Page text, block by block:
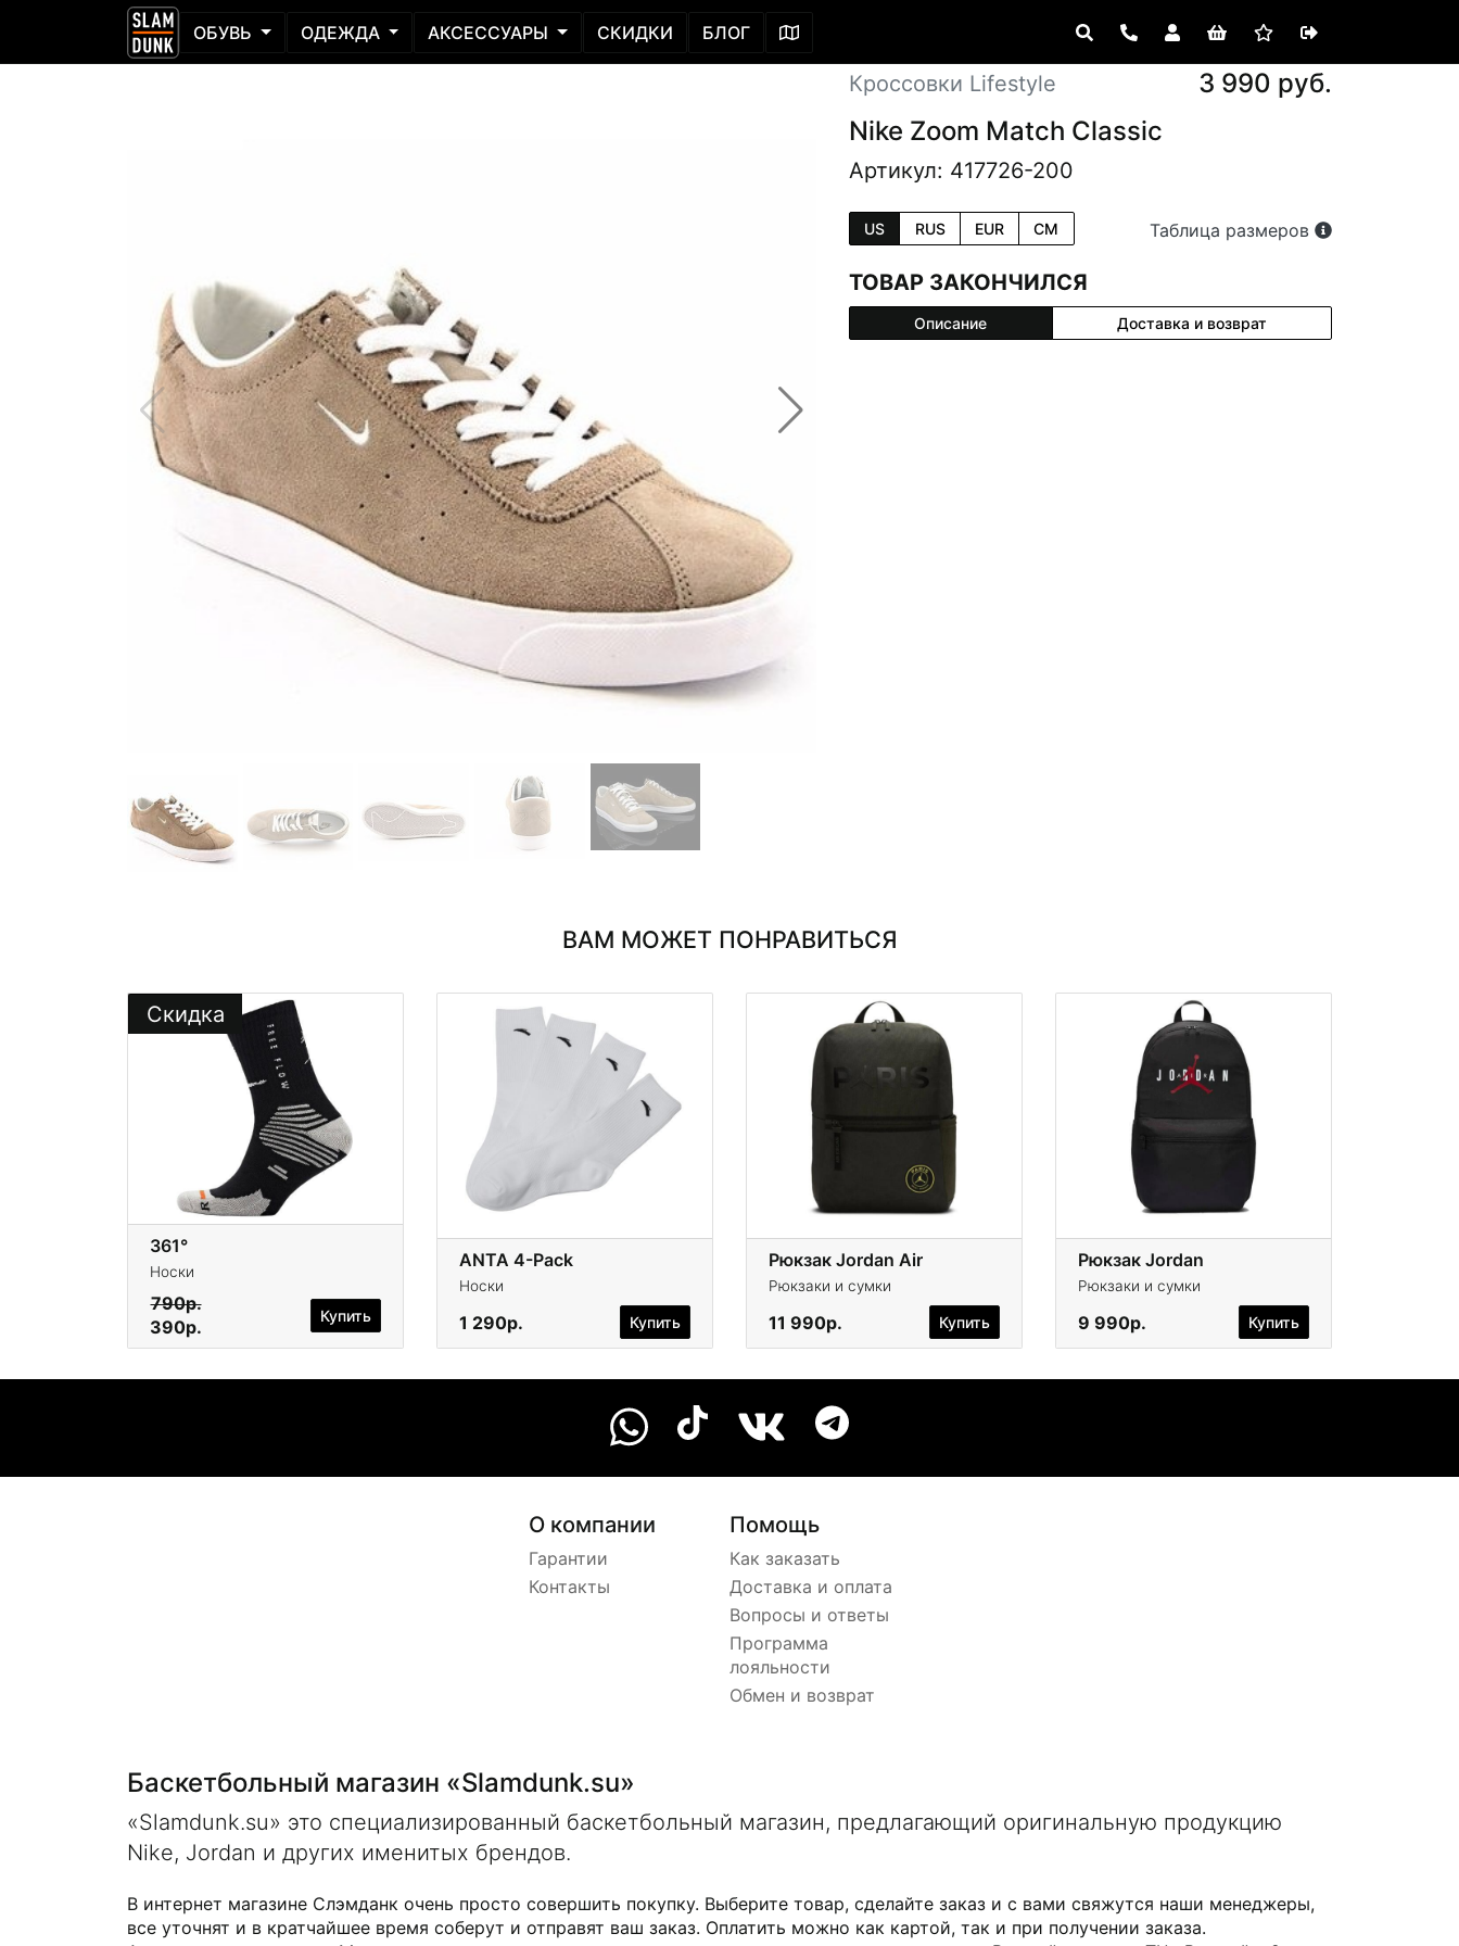
ОБУВЬ ОДЕЖДА АКСЕССУАРЫ СКИДКИ БЛОГ
Кроссовки Lifestyle
3 990 руб.
Nike Zoom Match Classic
Артикул: 417726-200
US RUS EUR CM Таблица размеров
ТОВАР ЗАКОНЧИЛСЯ
Описание Доставка и возврат
ВАМ МОЖЕТ ПОНРАВИТЬСЯ
Скидка
361°
Носки
790р.
390р.
Купить
ANTA 4-Pack
Носки
1 290р. Купить
Рюкзак Jordan Air
Рюкзаки и сумки
11 990р. Купить
Рюкзак Jordan
Рюкзаки и сумки
9 990р. Купить
О компании
Гарантии
Контакты
Помощь
Как заказать
Доставка и оплата
Вопросы и ответы
Программа
лояльности
Обмен и возврат
Баскетбольный магазин «Slamdunk.su»
«Slamdunk.su» это специализированный баскетбольный магазин, предлагающий оригинальную продукцию
Nike, Jordan и других именитых брендов.
В интернет магазине Слэмданк очень просто совершить покупку. Выберите товар, сделайте заказ и с вами свяжутся наши менеджеры,
все уточнят и в кратчайшее время соберут и отправят ваш заказ. Оплатить можно как картой, так и при получении заказа.